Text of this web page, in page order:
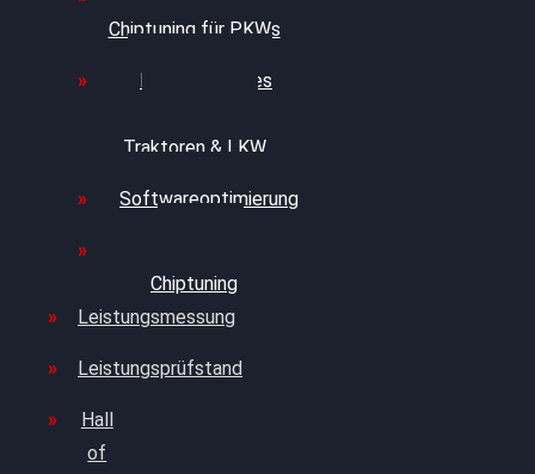
Chiptuning für PKWs
Professionelles
Traktoren & LKW
Softwareoptimierung
Chiptuning
Leistungsmessung
Leistungsprüfstand
Hall
of